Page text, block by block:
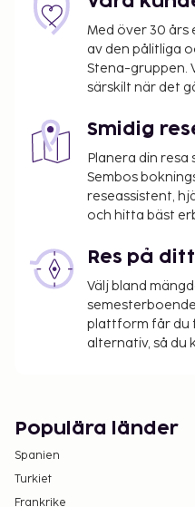
inte alltid året om.
finnas. Kontakta
uppgifterna i
information.
Stadsskatt: Från 1
Stadsskatt: Från 1
per boende per natt.
Vi har listat alla
upplyst oss om.
Luftkonditionering
tilläggsavgift
Det är möjligt att listan
samt att avgifter och
skatt. Observera att
bestämmelser. Du
genom att kontakta
Den säsongsöppna
Med över 30 års
av den pålitliga
Stena-gruppen.
särskilt när det
Smidig
Planera din resa
Sembos
reseassistent,
och hitta bäst
Res på
Välj bland
plattform får du
alternativ, så du
Populära länder
Spanien
Turkiet
Frankrike